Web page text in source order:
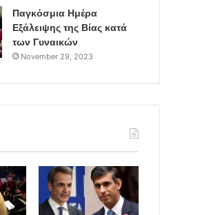
Παγκόσμια Ημέρα
Εξάλειψης της Βίας κατά
των Γυναικών
November 29, 2023